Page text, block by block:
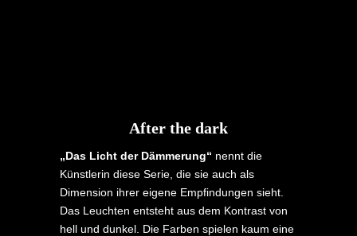
After the dark
„Das Licht der Dämmerung“ nennt die
Künstlerin diese Serie, die sie auch als
Dimension ihrer eigene Empfindungen sieht.
Das Leuchten entsteht aus dem Kontrast von
hell und dunkel. Die Farben spielen kaum eine